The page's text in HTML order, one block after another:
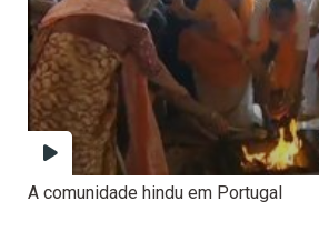
A comunidade hindu em Portugal